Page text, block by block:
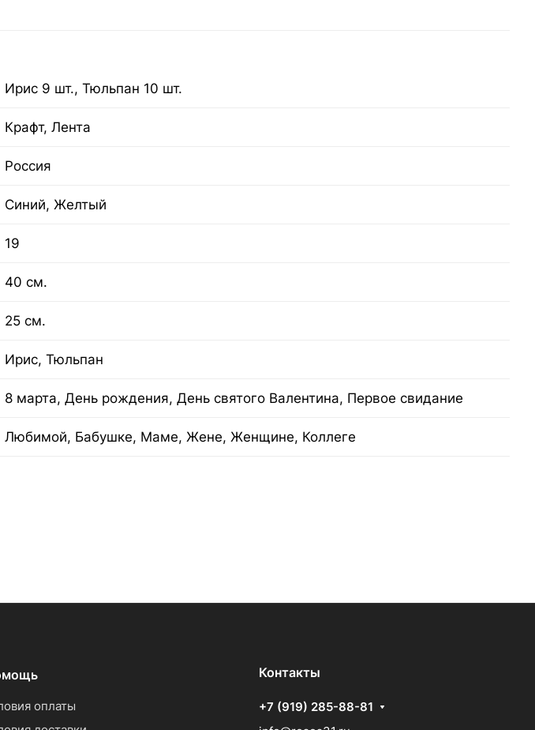
Ирис 9 шт., Тюльпан 10 шт.
Крафт, Лента
Россия
Синий, Желтый
19
40 см.
25 см.
Ирис, Тюльпан
8 марта, День рождения, День святого Валентина, Первое свидание
Любимой, Бабушке, Маме, Жене, Женщине, Коллеге
оплаты
Контакты
+7 (919) 285-88-81